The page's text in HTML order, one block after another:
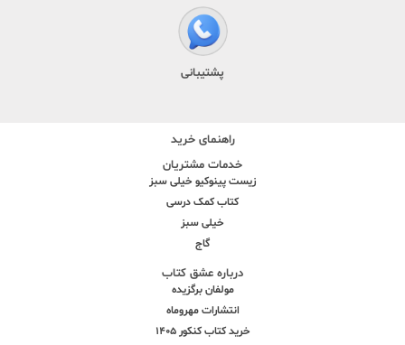
پشتیبانی
راهنمای خرید
خدمات مشتریان
زیست پینوکیو خیلی سبز
کتاب کمک درسی
خیلی سبز
گاج
درباره عشق کتاب
مولفان برگزیده
انتشارات مهروماه
خرید کتاب کنکور 1405